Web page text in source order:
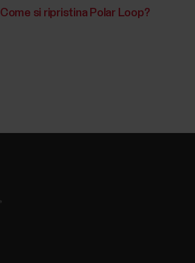
Come si ripristina Polar Loop?